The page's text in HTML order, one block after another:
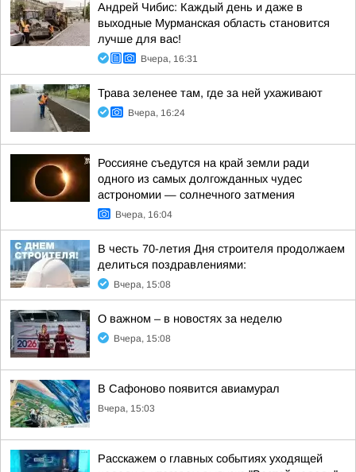
Андрей Чибис: Каждый день и даже в
выходные Мурманская область становится
лучше для вас!
Вчера, 16:31
Трава зеленее там, где за ней ухаживают
Вчера, 16:24
Россияне съедутся на край земли ради
одного из самых долгожданных чудес
астрономии — солнечного затмения
Вчера, 16:04
В честь 70-летия Дня строителя продолжаем
делиться поздравлениями:
Вчера, 15:08
О важном – в новостях за неделю
Вчера, 15:08
В Сафоново появится авиамурал
Вчера, 15:03
Расскажем о главных событиях уходящей